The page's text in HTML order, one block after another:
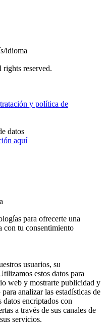
idioma
rights reserved.
y política de
datos
aquí
para ofrecerte una
con tu consentimiento
usuarios, su
estos datos para
web y mostrarte publicidad y
analizar las estadísticas de
datos encriptados con
a través de sus canales de
servicios.